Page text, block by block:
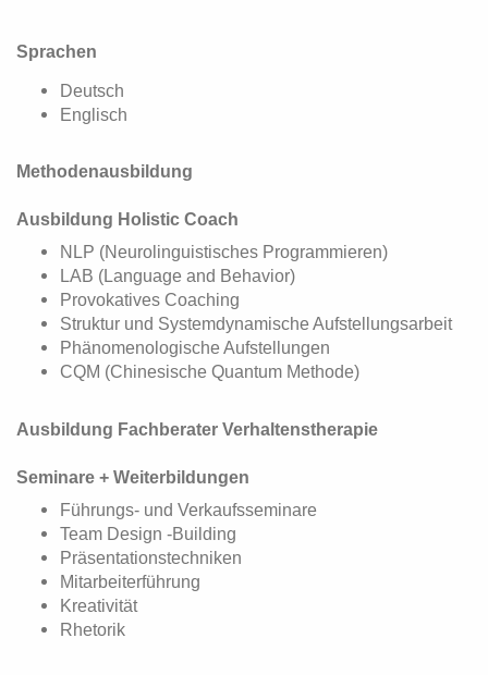
Sprachen
Deutsch
Englisch
Methodenausbildung
Ausbildung Holistic Coach
NLP (Neurolinguistisches Programmieren)
LAB (Language and Behavior)
Provokatives Coaching
Struktur und Systemdynamische Aufstellungsarbeit
Phänomenologische Aufstellungen
CQM (Chinesische Quantum Methode)
Ausbildung Fachberater Verhaltenstherapie
Seminare + Weiterbildungen
Führungs- und Verkaufsseminare
Team Design -Building
Präsentationstechniken
Mitarbeiterführung
Kreativität
Rhetorik